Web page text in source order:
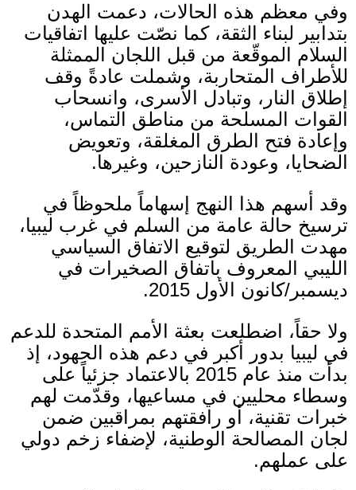
وفي معظم هذه الحالات، دعمت الهدن
بتدابير لبناء الثقة، كما نصّت عليها اتفاقيات
السلام الموقّعة من قبل اللجان الممثلة
للأطراف المتحاربة، وشملت عادةً وقف
إطلاق النار، وتبادل الأسرى، وانسحاب
القوات المسلحة من مناطق التماس،
وإعادة فتح الطرق المغلقة، وتعويض
الضحايا، وعودة النازحين، وغيرها.
وقد أسهم هذا النهج إسهاماً ملحوظاً في
ترسيخ حالة عامة من السلم في غرب ليبيا،
مهدت الطريق لتوقيع الاتفاق السياسي
الليبي المعروف باتفاق الصخيرات في
ديسمبر /كانون الأول 2015.
ولا حقاً، اضطلعت بعثة الأمم المتحدة للدعم
في ليبيا بدور أكبر في دعم هذه الجهود، إذ
بدأت منذ عام 2015 بالاعتماد جزئياً على
وسطاء محليين في مساعيها، وقدّمت لهم
خبرات تقنية، أو رافقتهم بمراقبين ضمن
لجان المصالحة الوطنية، لإضفاء زخم دولي
على عملهم.